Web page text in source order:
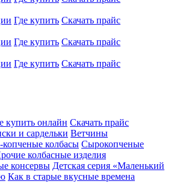
Где купить Скачать прайс
Где купить Скачать прайс
Где купить Скачать прайс
купить онлайн Скачать прайс
и сардельки Ветчины
копченые колбасы Сырокопченые
колбасные изделия
консервы Детская серия «Маленький
Как в старые вкусные времена